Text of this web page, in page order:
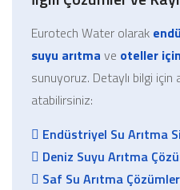
Eurotech Water olarak
suyu arıtma ve oteller
sunuyoruz. Detaylı bilgi için
atabilirsiniz:
Endüstriyel Su Arıtma
Deniz Suyu Arıtma
Saf Su Arıtma